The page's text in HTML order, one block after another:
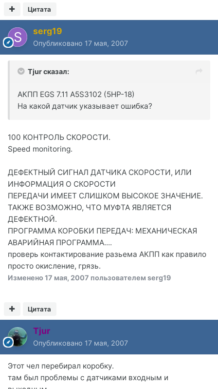
Цитата
serg19
Опубликовано 17 мая, 2007
Tjur сказал:
АКПП EGS 7.11 A5S3102 (5HP-18)
На какой датчик указывает ошибка?
100 КОНТРОЛЬ СКОРОСТИ.
Speed monitoring.
ДЕФЕКТНЫЙ СИГНАЛ ДАТЧИКА СКОРОСТИ, ИЛИ
ИНФОРМАЦИЯ О СКОРОСТИ
ПЕРЕДАЧИ ИМЕЕТ СЛИШКОМ ВЫСОКОЕ ЗНАЧЕНИЕ.
ТАКЖЕ ВОЗМОЖНО, ЧТО МУФТА ЯВЛЯЕТСЯ
ДЕФЕКТНОЙ.
ПРОГРАММА КОРОБКИ ПЕРЕДАЧ: МЕХАНИЧЕСКАЯ
АВАРИЙНАЯ ПРОГРАММА....
проверь контактирование разьема АКПП как правило
просто окисление, грязь.
Изменено 17 мая, 2007 пользователем serg19
Цитата
Tjur
Опубликовано 17 мая, 2007
Этот чел перебирал коробку.
там был проблемы с датчиками входным и